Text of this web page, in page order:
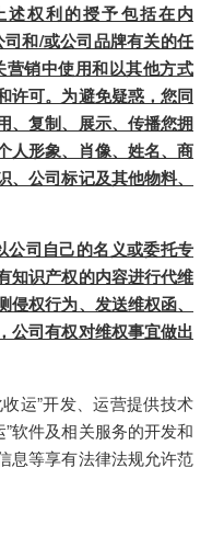
权利的授予包括在内
和/或公司品牌有关的任
销中使用和以其他方式
许可。为避免疑惑，您同
、复制、展示、传播您拥
人形象、肖像、姓名、商
公司标记及其他物料、
公司自己的名义或委托专
知识产权的内容进行代维
权行为、发送维权函、
公司有权对维权事宜做出
运”开发、运营提供技术
软件及相关服务的开发和
息等享有法律法规允许范